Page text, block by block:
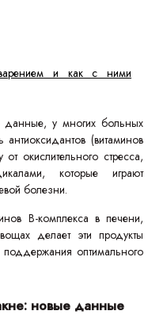
и как с ними
данные, у многих больных
антиоксидантов (витаминов
окислительного стресса,
которые играют
болезни.
В-комплекса в печени,
делает эти продукты
оптимального
новые данные